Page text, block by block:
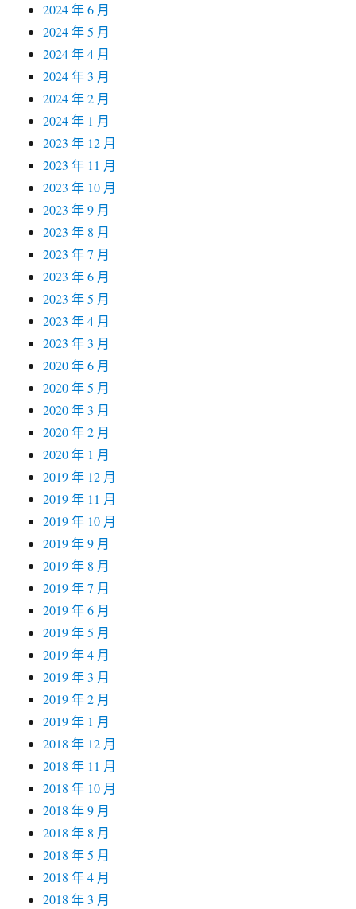
2024 年 6 月
2024 年 5 月
2024 年 4 月
2024 年 3 月
2024 年 2 月
2024 年 1 月
2023 年 12 月
2023 年 11 月
2023 年 10 月
2023 年 9 月
2023 年 8 月
2023 年 7 月
2023 年 6 月
2023 年 5 月
2023 年 4 月
2023 年 3 月
2020 年 6 月
2020 年 5 月
2020 年 3 月
2020 年 2 月
2020 年 1 月
2019 年 12 月
2019 年 11 月
2019 年 10 月
2019 年 9 月
2019 年 8 月
2019 年 7 月
2019 年 6 月
2019 年 5 月
2019 年 4 月
2019 年 3 月
2019 年 2 月
2019 年 1 月
2018 年 12 月
2018 年 11 月
2018 年 10 月
2018 年 9 月
2018 年 8 月
2018 年 5 月
2018 年 4 月
2018 年 3 月